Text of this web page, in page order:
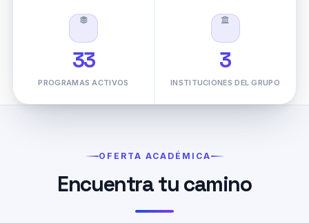
33
PROGRAMAS ACTIVOS
3
INSTITUCIONES DEL GRUPO
OFERTA ACADÉMICA
Encuentra tu camino